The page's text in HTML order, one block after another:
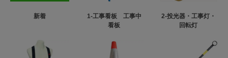
新着
1-工事看板 工事中
看板
2-投光器・工事灯・
回転灯